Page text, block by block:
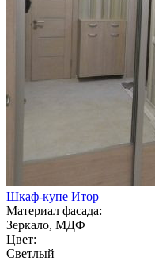
Шкаф-купе Итор
Материал фасада:
Зеркало, МДФ
Цвет:
Светлый